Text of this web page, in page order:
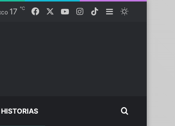
17 ℃ FacebookYouTubeInstagram
TikTokSidebarSwitch skin
HISTORIAS Buscar...